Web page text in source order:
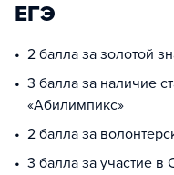
ЕГЭ
2 балла за золотой
3 балла за наличие
«Абилимпикс»
2 балла за
3 балла за участие